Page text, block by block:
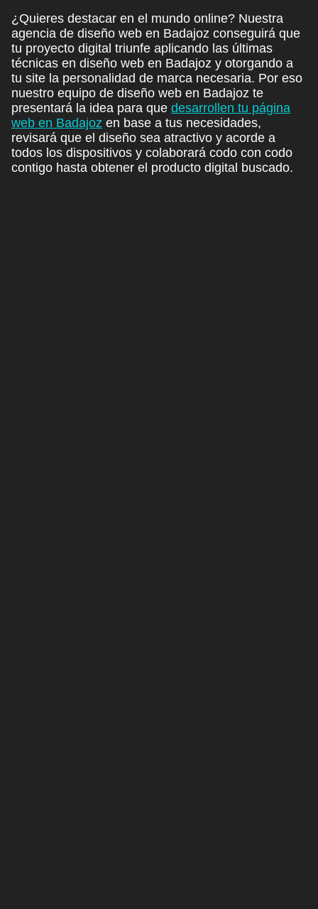
¿Quieres destacar en el mundo online? Nuestra
agencia de diseño web en Badajoz conseguirá que
tu proyecto digital triunfe aplicando las últimas
técnicas en diseño web en Badajoz y otorgando a
tu site la personalidad de marca necesaria. Por eso
nuestro equipo de diseño web en Badajoz te
presentará la idea para que desarrollen tu página
web en Badajoz en base a tus necesidades,
revisará que el diseño sea atractivo y acorde a
todos los dispositivos y colaborará codo con codo
contigo hasta obtener el producto digital buscado.